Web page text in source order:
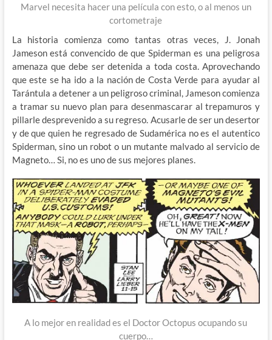
Marvel necesita hacer una película con esto, o al menos un
cortometraje
La historia comienza como tantas otras veces, J. Jonah
Jameson está convencido de que Spiderman es una peligrosa
amenaza que debe ser detenida a toda costa. Aprovechando
que este se ha ido a la nación de Costa Verde para ayudar al
Tarántula a detener a un peligroso criminal, Jameson comienza
a tramar su nuevo plan para desenmascarar al trepamuros y
pillarle desprevenido a su regreso. Acusarle de ser un desertor
y de que quien he regresado de Sudamérica no es el autentico
Spiderman, sino un robot o un mutante malvado al servicio de
Magneto… Si, no es uno de sus mejores planes.
A lo mejor en realidad es el Doctor Octopus ocupando su
cuerpo…